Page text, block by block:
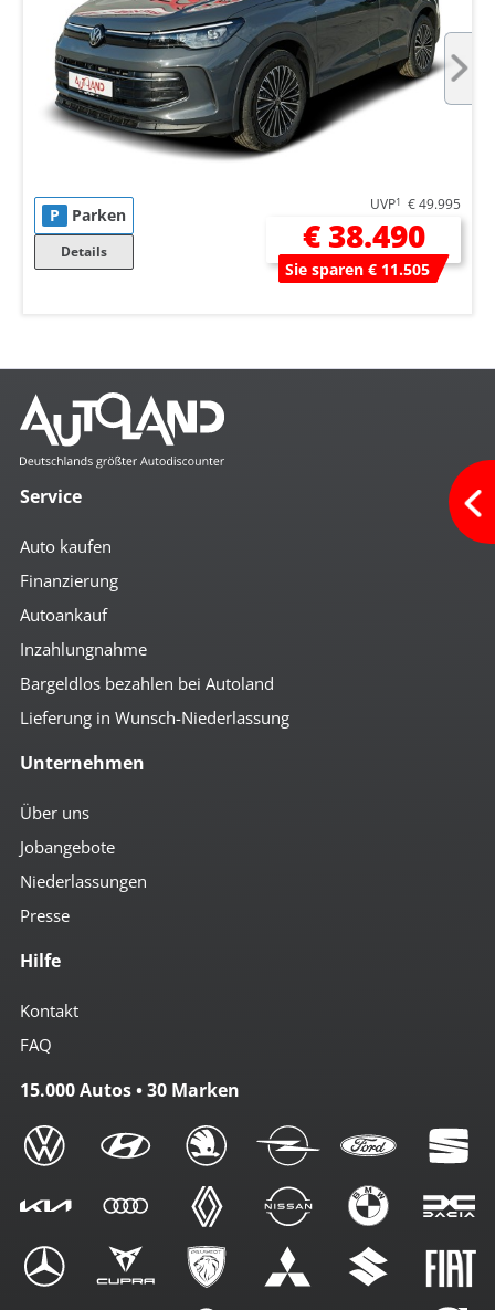
P Parken
Details
UVP1 € 49.995
€ 38.490
Sie sparen € 11.505
Service
Auto kaufen
Finanzierung
Autoankauf
Inzahlungnahme
Bargeldlos bezahlen bei Autoland
Lieferung in Wunsch-Niederlassung
Unternehmen
Über uns
Jobangebote
Niederlassungen
Presse
Hilfe
Kontakt
FAQ
15.000 Autos • 30 Marken